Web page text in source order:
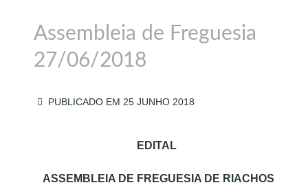
Assembleia de Freguesia
27/06/2018
PUBLICADO EM 25 JUNHO 2018
EDITAL
ASSEMBLEIA DE FREGUESIA DE RIACHOS